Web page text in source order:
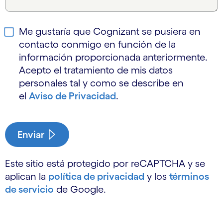
Me gustaría que Cognizant se pusiera en
contacto conmigo en función de la
información proporcionada anteriormente.
Acepto el tratamiento de mis datos
personales tal y como se describe en
el Aviso de Privacidad.
Enviar
Este sitio está protegido por reCAPTCHA y se
aplican la política de privacidad y los términos
de servicio de Google.